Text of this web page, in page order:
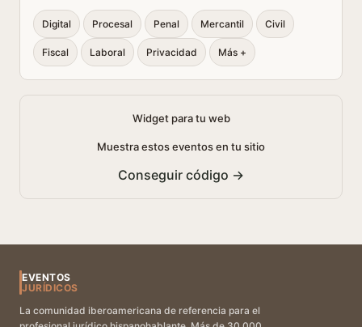
Digital Procesal Penal Mercantil Civil
Fiscal Laboral Privacidad Más +
Widget para tu web
Muestra estos eventos en tu sitio
Conseguir código →
EVENTOS
JURÍDICOS
La comunidad iberoamericana de referencia para el